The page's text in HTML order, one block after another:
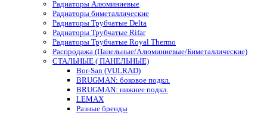
Радиаторы Алюминиевые
Радиаторы биметаллические
Радиаторы Трубчатые Delta
Радиаторы Трубчатые Rifar
Радиаторы Трубчатые Royal Thermo
Распродажа (Панельные/Алюминиевые/Биметаллические)
СТАЛЬНЫЕ ( ПАНЕЛЬНЫЕ)
Bor-San (VULRAD)
BRUGMAN: боковое подкл.
BRUGMAN: нижнее подкл.
LEMAX
Разные бренды